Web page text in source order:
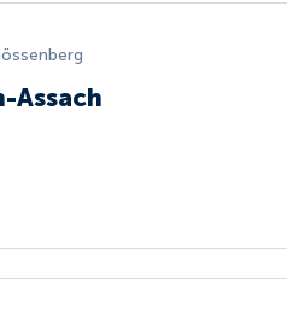
Assach